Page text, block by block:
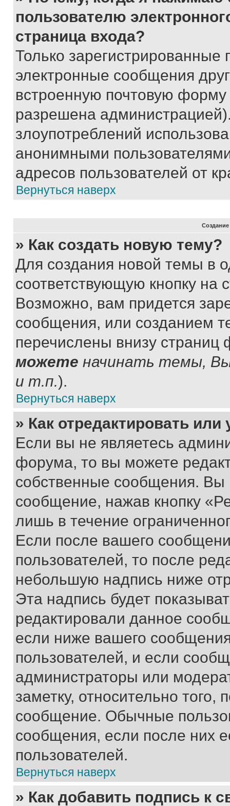
пользователю
страница входа?
Только зарегистрированные
электронные сообщения
встроенную почтовую
разрешена
злоупотреблений
анонимными
адресов пользователей от
Вернуться наверх
» Как создать новую тему?
Для создания новой темы в
соответствующую кнопку
Возможно, вам придется
сообщения, или созданием
перечислены внизу
можете начинать темы,
и т.п.).
Вернуться наверх
» Как отредактировать
Если вы не являетесь
форума, то вы можете
собственные сообщения. Вы
сообщение, нажав кнопку
лишь в течение
Если после вашего
пользователей, то после
небольшую надпись ниже
Эта надпись будет
редактировали данное
если ниже вашего
пользователей, и если
администраторы или
заметку, относительно
сообщение. Обычные
сообщения, если после них
пользователей.
Вернуться наверх
» Как добавить подпись к